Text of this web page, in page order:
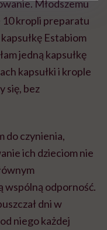
Młodszemu
10 kropli preparatu
Estabiom
jedną kapsułkę
kapsułki i krople
się, bez
do czynienia,
ich dzieciom nie
wspólną odporność.
dni w
niego każdej